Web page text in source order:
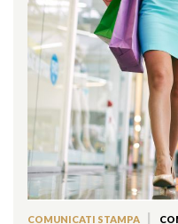
COMUNICATI STAMPA